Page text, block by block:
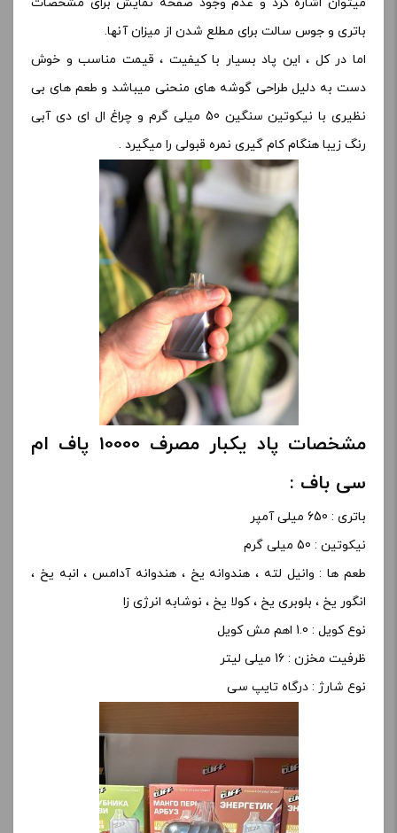
باتری و جوس سالت برای مطلع شدن از میزان آنها.
اما در کل ، این پاد بسیار با کیفیت ، قیمت مناسب و خوش
دست به دلیل طراحی گوشه های منحنی میباشد و طعم های بی
نظیری با نیکوتین سنگین 50 میلی گرم و چراغ ال ای دی آبی
رنگ زیبا هنگام کام گیری نمره قبولی را میگیرد .
مشخصات پاد یکبار مصرف 10000 پاف ام
سی باف :
باتری : 650 میلی آمپر
نیکوتین : 50 میلی گرم
طعم ها : وانیل لته ، هندوانه یخ ، هندوانه آدامس ، انبه یخ ،
انگور یخ ، بلوبری یخ ، کولا یخ ، نوشابه انرژی زا
نوع کویل : 1.0 اهم مش کویل
ظرفیت مخزن : 16 میلی لیتر
نوع شارژ : درگاه تایپ سی